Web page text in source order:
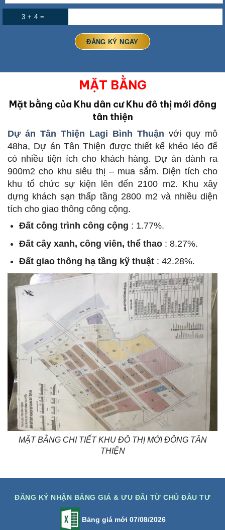
3 + 4 =
MẶT BẰNG
Mặt bằng của Khu dân cư Khu đô thị mới đông
tân thiện
Dự án Tân Thiện Lagi Bình Thuận với quy mô
48ha, Dự án Tân Thiện được thiết kế khéo léo để
có nhiều tiện ích cho khách hàng. Dự án dành ra
900m2 cho khu siêu thị – mua sắm. Diện tích cho
khu tổ chức sự kiện lên đến 2100 m2. Khu xây
dựng khách sạn thấp tầng 2800 m2 và nhiều diện
tích cho giao thông công cộng.
Đất công trình công cộng : 1.77%.
Đất cây xanh, công viên, thể thao : 8.27%.
Đất giao thông hạ tầng kỹ thuật : 42.28%.
MẶT BẰNG CHI TIẾT KHU ĐÔ THỊ MỚI ĐÔNG TÂN
THIỆN
ĐĂNG KÝ NHẬN BẢNG GIÁ & ƯU ĐÃI TỪ CHỦ ĐẦU TƯ
Bảng giá mới 07/08/2026